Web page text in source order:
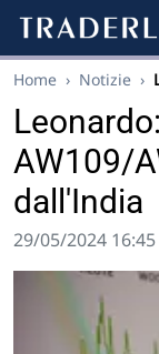
Home › Notizie ›
AW109/
dall'India
29/05/2024 16:45